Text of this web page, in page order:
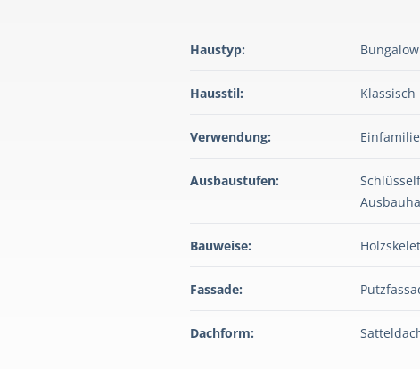
Haustyp: Bungalow
Hausstil: Klassisch
Verwendung:
Ausbaustufen:
Bauweise:
Fassade:
Dachform: